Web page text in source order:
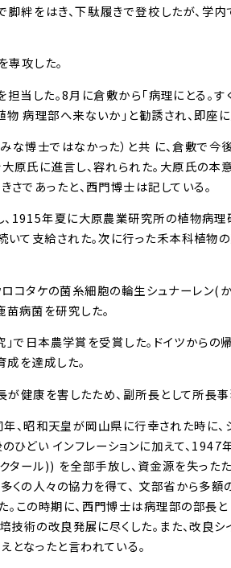
絆をはき、下駄履きで登校したが、学
攻した。
した。8月に倉敷から「病理にとる。す
病理部へ来ないか｣と勧誘され、即座に
な博士ではなかった）と共 に、倉敷で
原氏に進言し、容れられた。大原氏の本
であったと、西門博士は記している。
1915年夏に大原農業研究所の植物病理
て支給された。次に行った禾本科植物
コタケの菌糸細胞の輪生シュナーレン
病菌を研究した。
で日本農学賞を受賞した。ドイツからの
を達成した。
康を害したため、副所長として所長事
、昭和天皇が岡山県に行幸された時に、
ひどい インフレーションに加えて、1947
ール)) を全部手放し、資金源を失った
くの人々の協力を得て、 文部省から多額
の時期に、西門博士は病理部の部長と
技術の改良発展に尽くした。また、改良
なったと言われている。